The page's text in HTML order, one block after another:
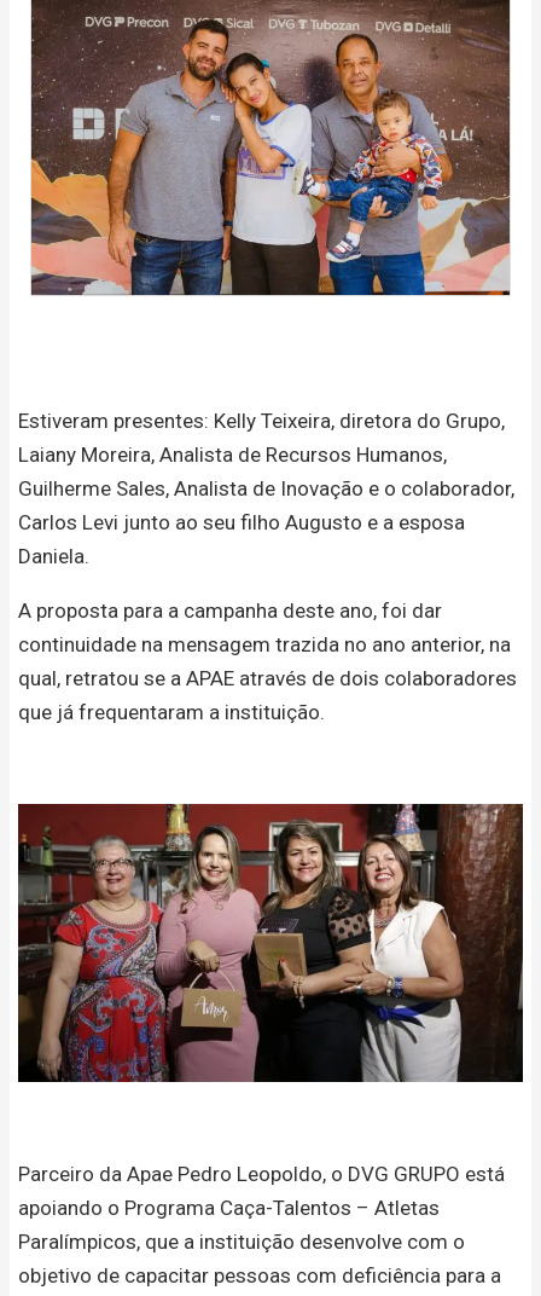
Estiveram presentes: Kelly Teixeira, diretora do Grupo,
Laiany Moreira, Analista de Recursos Humanos,
Guilherme Sales, Analista de Inovação e o colaborador,
Carlos Levi junto ao seu filho Augusto e a esposa
Daniela.
A proposta para a campanha deste ano, foi dar
continuidade na mensagem trazida no ano anterior, na
qual, retratou se a APAE através de dois colaboradores
que já frequentaram a instituição.
Parceiro da Apae Pedro Leopoldo, o DVG GRUPO está
apoiando o Programa Caça-Talentos – Atletas
Paralímpicos, que a instituição desenvolve com o
objetivo de capacitar pessoas com deficiência para a